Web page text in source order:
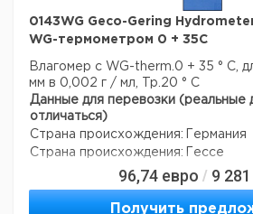
0143WG Geco-Gering
WG-термометром 0 + 35C
Влагомер с WG-therm.0 + 35 ° C,
мм в 0,002 г / мл, Tp.20 ° C
Данные для перевозки (реальные
отличаться)
Страна происхождения:
Германия
Страна происхождения: Гессе
96,74 евро / 9 281
Получить